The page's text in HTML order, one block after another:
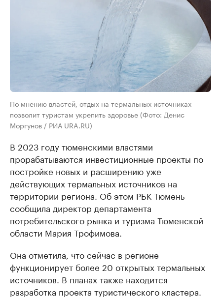
По мнению властей, отдых на термальных источниках
позволит туристам укрепить здоровье (Фото: Денис
Моргунов / РИА URA.RU)
В 2023 году тюменскими властями
прорабатываются инвестиционные проекты по
постройке новых и расширению уже
действующих термальных источников на
территории региона. Об этом РБК Тюмень
сообщила директор департамента
потребительского рынка и туризма Тюменской
области Мария Трофимова.
Она отметила, что сейчас в регионе
функционирует более 20 открытых термальных
источников. В планах также находится
разработка проекта туристического кластера.